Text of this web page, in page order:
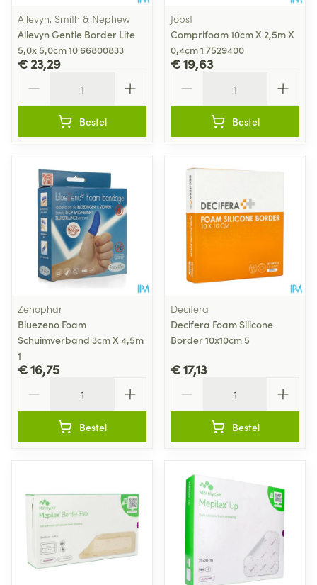
Allevyn, Smith & Nephew
Allevyn Gentle Border Lite
5,0x 5,0cm 10 66800833
€ 23,29
Bestel
Jobst
Comprifoam 10cm X 2,5m X
0,4cm 1 7529400
€ 19,63
Bestel
Zenophar
Bluezeno Foam
Schuimverband 3cm X 4,5m
1
€ 16,75
Bestel
Decifera
Decifera Foam Silicone
Border 10x10cm 5
€ 17,13
Bestel